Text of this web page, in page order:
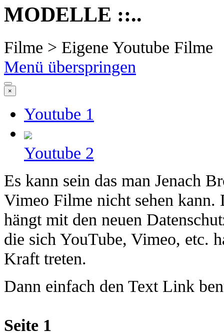
MODELLE ::..
Filme > Eigene Youtube Filme
Menü überspringen
×
Youtube 1
Youtube 2
Es kann sein das man Jenach
Vimeo Filme nicht sehen kann.
hängt mit den neuen
die sich YouTube, Vimeo, etc.
Kraft treten.
Dann einfach den Text Link
Seite 1